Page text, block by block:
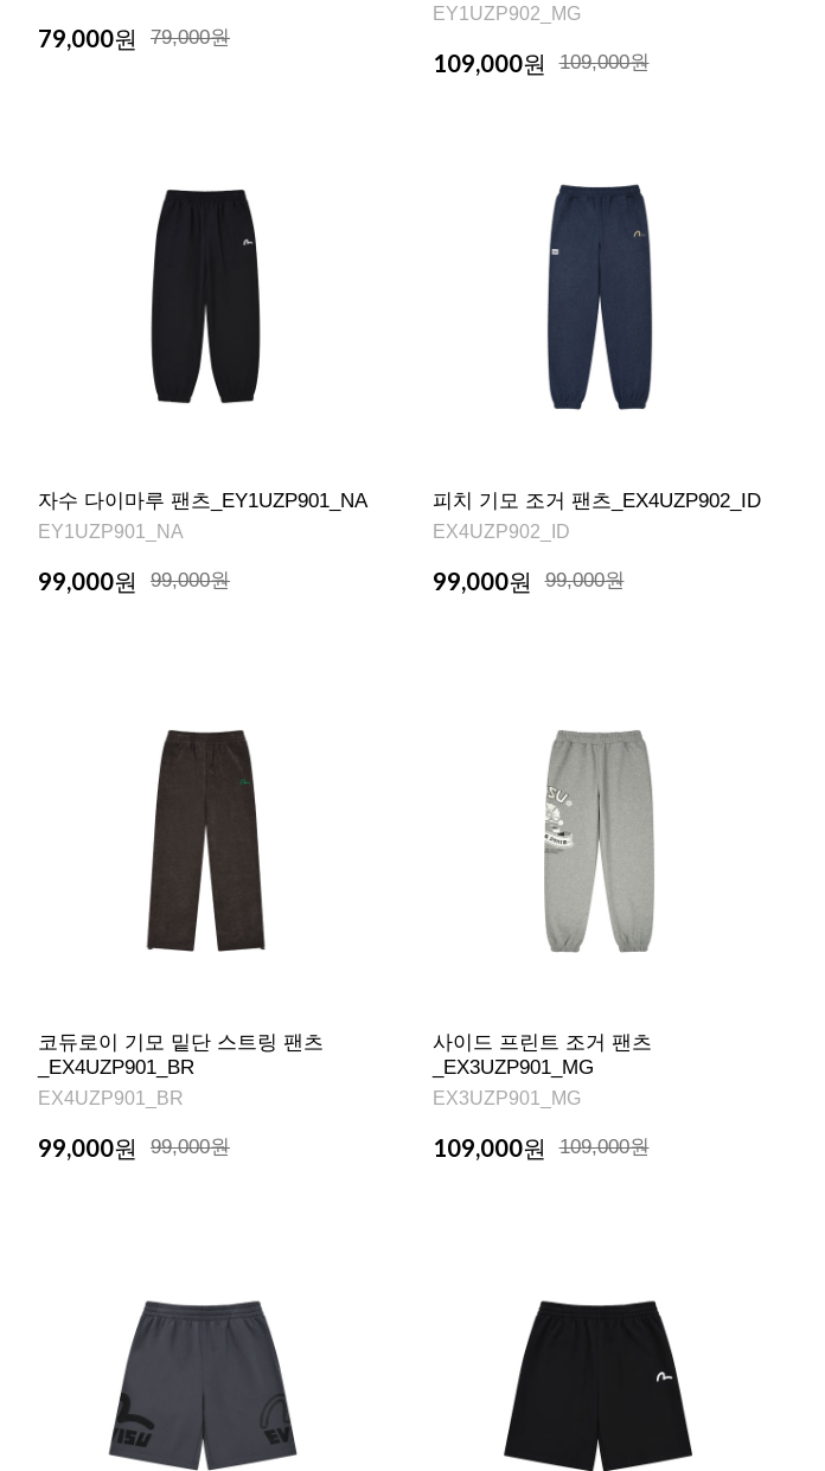
79,000원 79,000원
EY1UZP902_MG
109,000원 109,000원
자수 다이마루 팬츠_EY1UZP901_NA
EY1UZP901_NA
99,000원 99,000원
피치 기모 조거 팬츠_EX4UZP902_ID
EX4UZP902_ID
99,000원 99,000원
코듀로이 기모 밑단 스트링 팬츠
_EX4UZP901_BR
EX4UZP901_BR
99,000원 99,000원
사이드 프린트 조거 팬츠
_EX3UZP901_MG
EX3UZP901_MG
109,000원 109,000원